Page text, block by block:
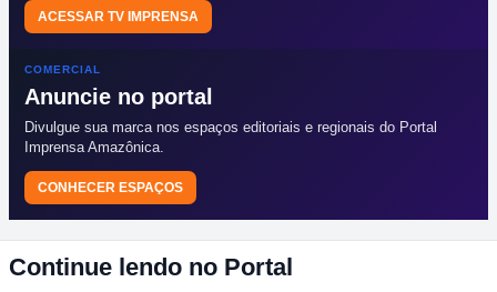
ACESSAR TV IMPRENSA
COMERCIAL
Anuncie no portal
Divulgue sua marca nos espaços editoriais e regionais do Portal
Imprensa Amazônica.
CONHECER ESPAÇOS
Continue lendo no Portal